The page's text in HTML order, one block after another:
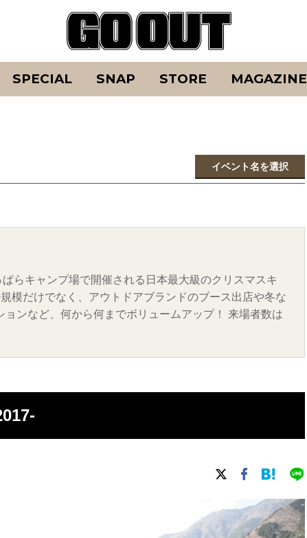
SPECIAL SNAP STORE MAGAZINE
イベント名を選択
らキャンプ場で開催される日本最大級のクリスマスキ
模だけでなく、アウトドアブランドのブース出店や冬な
ンなど、何から何までボリュームアップ！ 来場者数は